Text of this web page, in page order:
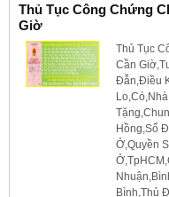
Thủ Tục Công Chứng
Giờ
Thủ Tục
Cần
Đẫn,Điều
Hồng,Sổ
Ở,Quyền
Bình,Thủ